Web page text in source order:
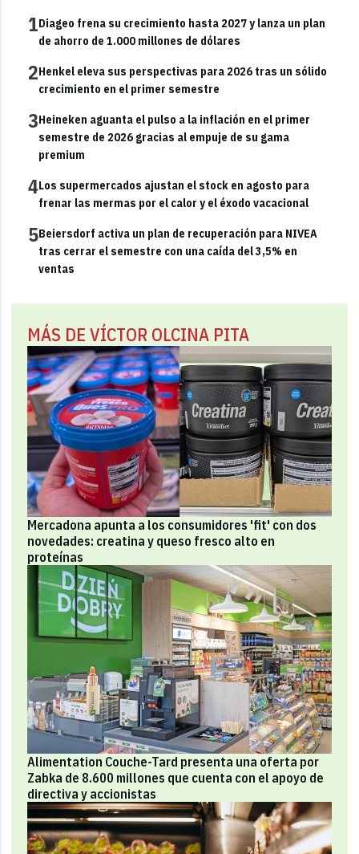
1Diageo frena su crecimiento hasta 2027 y lanza un plan
de ahorro de 1.000 millones de dólares
2Henkel eleva sus perspectivas para 2026 tras un sólido
crecimiento en el primer semestre
3Heineken aguanta el pulso a la inflación en el primer
semestre de 2026 gracias al empuje de su gama
premium
4Los supermercados ajustan el stock en agosto para
frenar las mermas por el calor y el éxodo vacacional
5Beiersdorf activa un plan de recuperación para NIVEA
tras cerrar el semestre con una caída del 3,5% en
ventas
MÁS DE VÍCTOR OLCINA PITA
Mercadona apunta a los consumidores 'fit' con dos
novedades: creatina y queso fresco alto en
proteínas
Alimentation Couche-Tard presenta una oferta por
Zabka de 8.600 millones que cuenta con el apoyo de
directiva y accionistas